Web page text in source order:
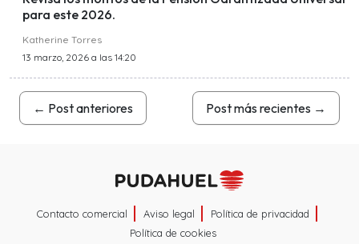
para este 2026.
Katherine Torres
13 marzo, 2026 a las 14:20
← Post anteriores Post más recientes →
Contacto comercial Aviso legal
Política de privacidad
Política de cookies